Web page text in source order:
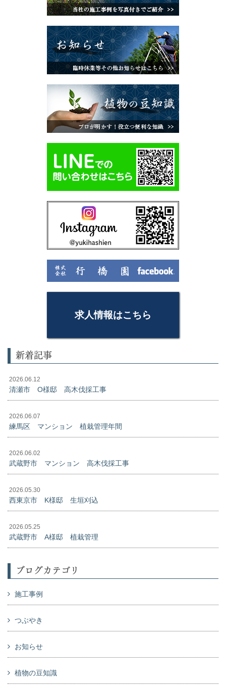
求人情報はこちら
新着記事
2026.06.12
清瀬市 O様邸 高木伐採工事
2026.06.07
練馬区 マンション 植栽管理年間
2026.06.02
武蔵野市 マンション 高木伐採工事
2026.05.30
西東京市 K様邸 生垣刈込
2026.05.25
武蔵野市 A様邸 植栽管理
ブログカテゴリ
施工事例
つぶやき
お知らせ
植物の豆知識